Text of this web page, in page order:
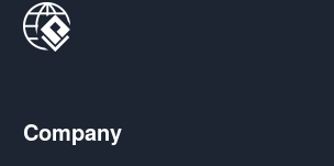
Company